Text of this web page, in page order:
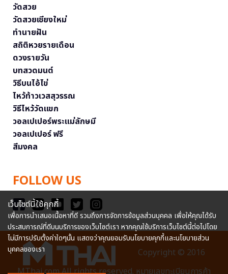
วัดสวย
วัดสวยเชียงใหม่
ทำนายฝัน
สถิติหวยรายเดือน
ดวงรายวัน
บทสวดมนต์
วิธีบนไอ้ไข่
ไหว้ท้าวเวสสุวรรณ
วิธีไหว้วัดแขก
วอลเปเปอร์พระแม่ลักษมี
วอลเปเปอร์ ฟรี
สีมงคล
FOLLOW US
Copyright © 2016
เว็บไซต์นี้ใช้คุกกี้
เพื่อการนำเสนอเนื้อหาที่ดี รวมถึงการจัดการข้อมูลส่วนบุคคล เพื่อให้คุณได้รับ
ประสบการณ์ที่ดีบนบริการของเว็บไซต์เรา หากคุณใช้บริการเว็บไซต์นี้ต่อไปโดย
ไม่มีการปรับตั้งค่าใดๆนั้น แสดงว่าคุณยอมรับนโยบายคุกกี้และนโยบายส่วน
บุคคลของเรา